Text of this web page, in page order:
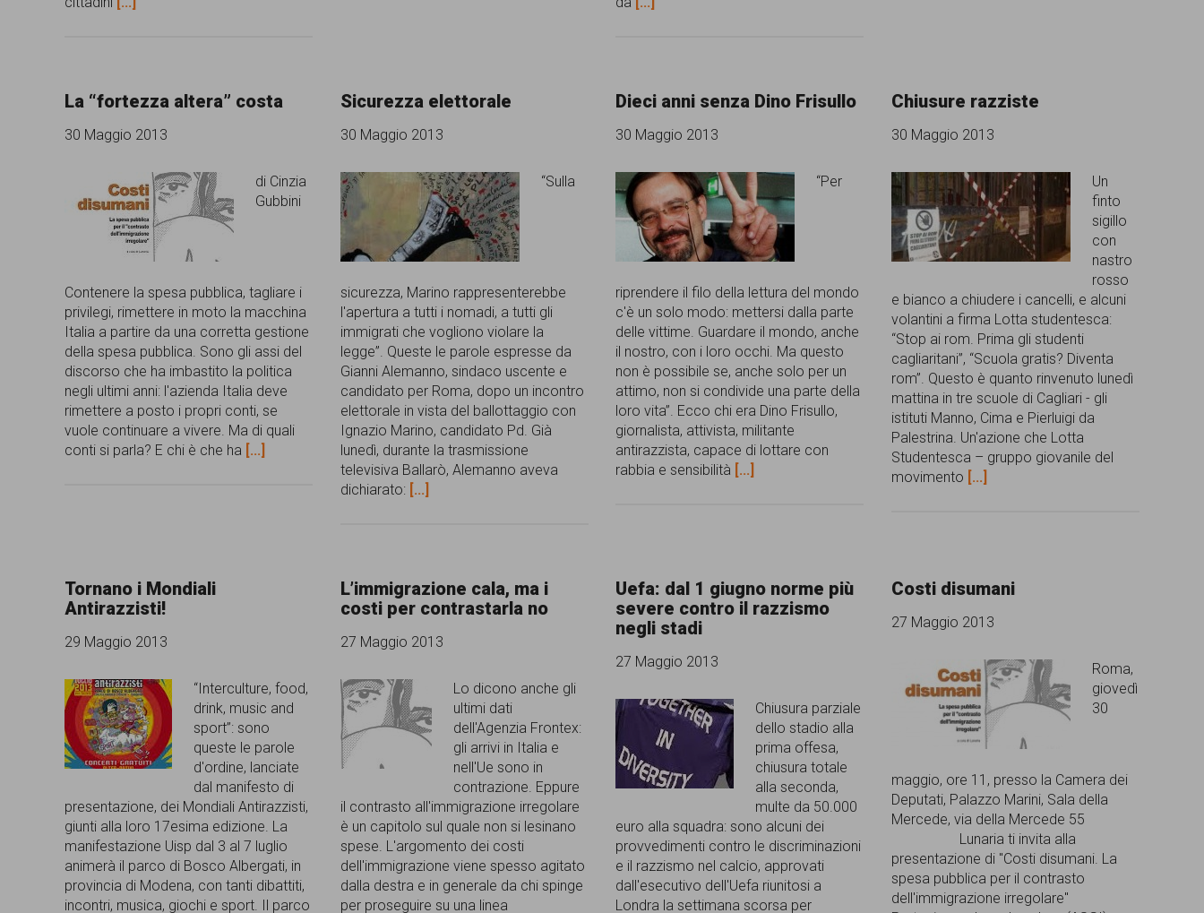
movimenti
che
battono
pari
opportunità
e
la
garanzia
dei
tutti.
La “fortezza altera” costa
30 Maggio 2013
di Cinzia
Gubbini
Contenere la spesa pubblica, tagliare i
privilegi, rimettere in moto la macchina
Italia a partire da una corretta gestione
della spesa pubblica. Sono gli assi del
discorso che ha imbastito la politica
negli ultimi anni: l'azienda Italia deve
rimettere a posto i propri conti, se
vuole continuare a vivere. Ma di quali
conti si parla? E chi è che ha [...]
Sicurezza elettorale
30 Maggio 2013
“Sulla
sicurezza, Marino rappresenterebbe
l'apertura a tutti i nomadi, a tutti gli
immigrati che vogliono violare la
legge”. Queste le parole espresse da
Gianni Alemanno, sindaco uscente e
candidato per Roma, dopo un incontro
elettorale in vista del ballottaggio con
Ignazio Marino, candidato Pd. Già
lunedì, durante la trasmissione
televisiva Ballarò, Alemanno aveva
dichiarato: [...]
Dieci anni senza Dino Frisullo
30 Maggio 2013
“Per
riprendere il filo della lettura del mondo
c'è un solo modo: mettersi dalla parte
delle vittime. Guardare il mondo, anche
il nostro, con i loro occhi. Ma questo
non è possibile se, anche solo per un
attimo, non si condivide una parte della
loro vita”. Ecco chi era Dino Frisullo,
giornalista, attivista, militante
antirazzista, capace di lottare con
rabbia e sensibilità [...]
Chiusure razziste
30 Maggio 2013
Un
finto
sigillo
con
nastro
rosso
e bianco a chiudere i cancelli, e alcuni
volantini a firma Lotta studentesca:
“Stop ai rom. Prima gli studenti
cagliaritani”, “Scuola gratis? Diventa
rom”. Questo è quanto rinvenuto lunedì
mattina in tre scuole di Cagliari - gli
istituti Manno, Cima e Pierluigi da
Palestrina. Un'azione che Lotta
Studentesca – gruppo giovanile del
movimento [...]
Tornano i Mondiali
Antirazzisti!
29 Maggio 2013
“Interculture, food,
drink, music and
sport”: sono
queste le parole
d'ordine, lanciate
dal manifesto di
presentazione, dei Mondiali Antirazzisti,
giunti alla loro 17esima edizione. La
manifestazione Uisp dal 3 al 7 luglio
animerà il parco di Bosco Albergati, in
provincia di Modena, con tanti dibattiti,
incontri, musica, giochi e sport. Il parco
L’immigrazione cala, ma i
costi per contrastarla no
27 Maggio 2013
Lo dicono anche gli
ultimi dati
dell'Agenzia Frontex:
gli arrivi in Italia e
nell'Ue sono in
contrazione. Eppure
il contrasto all'immigrazione irregolare
è un capitolo sul quale non si lesinano
spese. L'argomento dei costi
dell'immigrazione viene spesso agitato
dalla destra e in generale da chi spinge
per proseguire su una linea
Uefa: dal 1 giugno norme più
severe contro il razzismo
negli stadi
27 Maggio 2013
Chiusura parziale
dello stadio alla
prima offesa,
chiusura totale
alla seconda,
multe da 50.000
euro alla squadra: sono alcuni dei
provvedimenti contro le discriminazioni
e il razzismo nel calcio, approvati
dall'esecutivo dell'Uefa riunitosi a
Londra la settimana scorsa per
Costi disumani
27 Maggio 2013
Roma,
giovedì
30
maggio, ore 11, presso la Camera dei
Deputati, Palazzo Marini, Sala della
Mercede, via della Mercede 55
Lunaria ti invita alla
presentazione di "Costi disumani. La
spesa pubblica per il contrasto
dell'immigrazione irregolare"